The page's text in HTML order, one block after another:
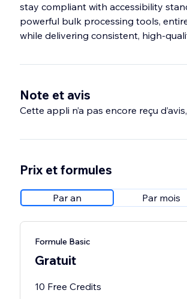
stay compliant with accessibility
powerful bulk processing tools,
while delivering consistent, high-
Note et avis
Cette appli n’a pas encore reçu
Prix et formules
Par an Par mois
Formule Basic
Gratuit
10 Free Credits